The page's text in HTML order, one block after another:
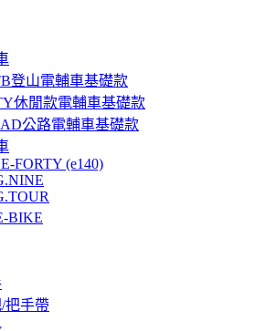
登山電輔車基礎款
休閒款電輔車基礎款
公路電輔車基礎款
FORTY (e140)
BIKE
把手帶